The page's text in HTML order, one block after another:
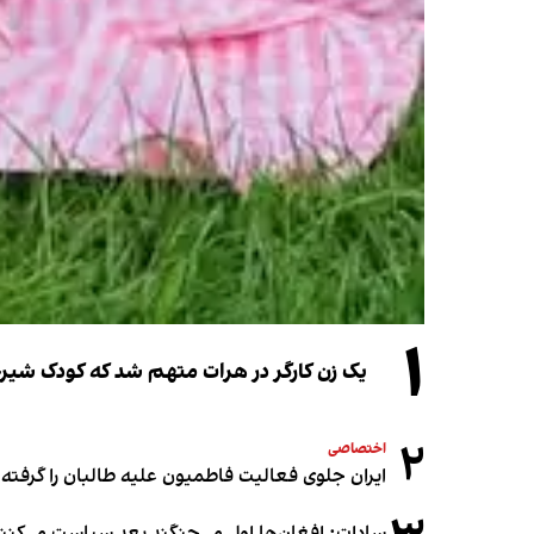
۱ یک زن کارگر در هرات متهم شد که کودک
۲ اختصاصی
ایران جلوی فعالیت فاطمیون علیه طالبان را